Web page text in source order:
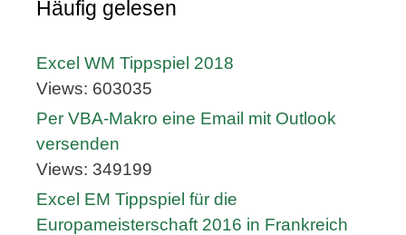
Häufig gelesen
Excel WM Tippspiel 2018
Views: 603035
Per VBA-Makro eine Email mit Outlook
versenden
Views: 349199
Excel EM Tippspiel für die
Europameisterschaft 2016 in Frankreich